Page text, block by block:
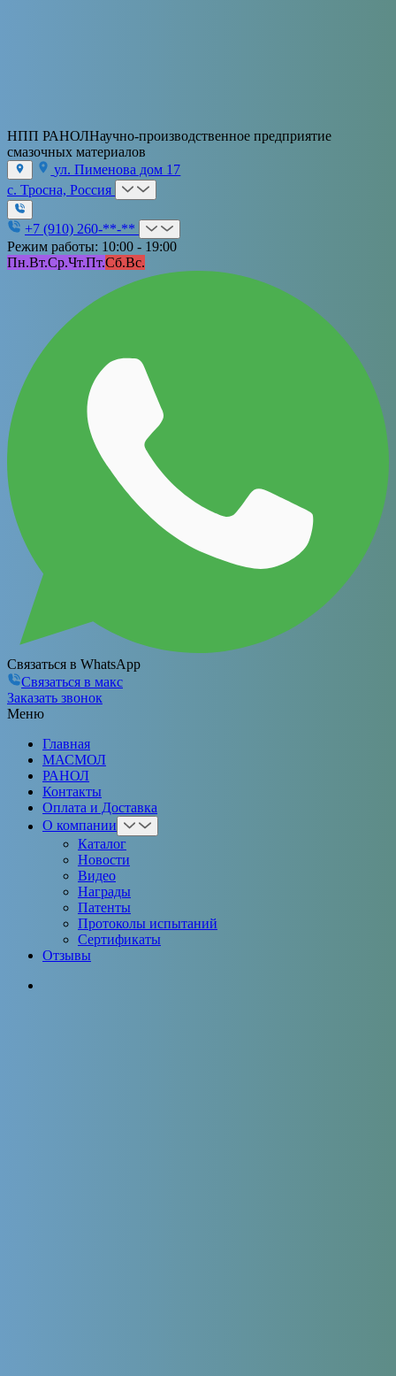
НПП РАНОЛНаучно-производственное предприятие
смазочных материалов
ул. Пименова дом 17
с. Тросна, Россия
+7 (910) 260-**-**
Режим работы: 10:00 - 19:00
Пн.Вт.Ср.Чт.Пт.Сб.Вс.
Связаться в WhatsApp
Связаться в макс
Заказать звонок
Меню
Главная
МАСМОЛ
РАНОЛ
Контакты
Оплата и Доставка
О компании
Каталог
Новости
Видео
Награды
Патенты
Протоколы испытаний
Сертификаты
Отзывы